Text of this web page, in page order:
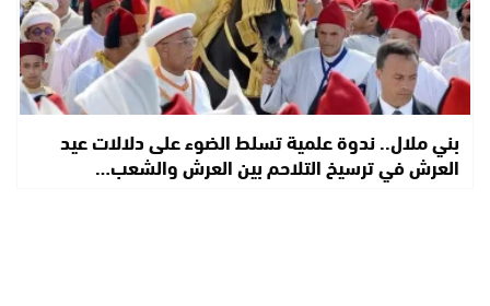
بني ملال.. ندوة علمية تسلط الضوء على دلالات عيد
العرش في ترسيخ التلاحم بين العرش والشعب…